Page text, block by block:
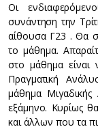
Οι
συνάντηση την
αίθουσα Γ23 . Θα
το μάθημα.
στο μάθημα είναι
Πραγματική
μάθημα
εξάμηνο. Κυρίως
και άλλων που τα